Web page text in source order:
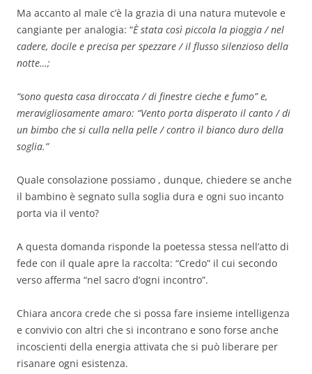
Ma accanto al male c’è la grazia di una natura mutevole e
cangiante per analogia: “È stata così piccola la pioggia / nel
cadere, docile e precisa per spezzare / il flusso silenzioso della
notte…;
“sono questa casa diroccata / di finestre cieche e fumo” e,
meravigliosamente amaro: “Vento porta disperato il canto / di
un bimbo che si culla nella pelle / contro il bianco duro della
soglia.”
Quale consolazione possiamo , dunque, chiedere se anche
il bambino è segnato sulla soglia dura e ogni suo incanto
porta via il vento?
A questa domanda risponde la poetessa stessa nell’atto di
fede con il quale apre la raccolta: “Credo” il cui secondo
verso afferma “nel sacro d’ogni incontro”.
Chiara ancora crede che si possa fare insieme intelligenza
e convivio con altri che si incontrano e sono forse anche
incoscienti della energia attivata che si può liberare per
risanare ogni esistenza.